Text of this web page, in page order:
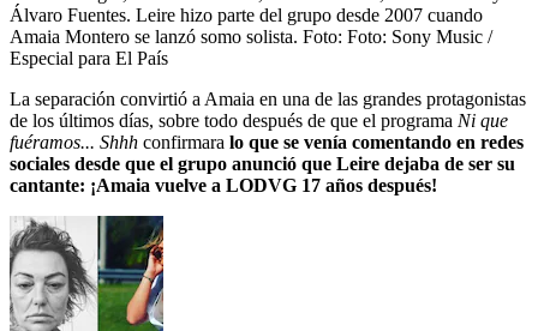
Álvaro Fuentes. Leire hizo parte del grupo desde 2007 cuando
Amaia Montero se lanzó somo solista. Foto: Foto: Sony Music /
Especial para El País
La separación convirtió a Amaia en una de las grandes protagonistas
de los últimos días, sobre todo después de que el programa Ni que
fuéramos... Shhh confirmara lo que se venía comentando en redes
sociales desde que el grupo anunció que Leire dejaba de ser su
cantante: ¡Amaia vuelve a LODVG 17 años después!